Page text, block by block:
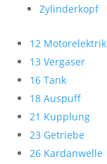
Zylinderkopf
12 Motorelektrik
13 Vergaser
16 Tank
18 Auspuff
21 Kupplung
23 Getriebe
26 Kardanwelle